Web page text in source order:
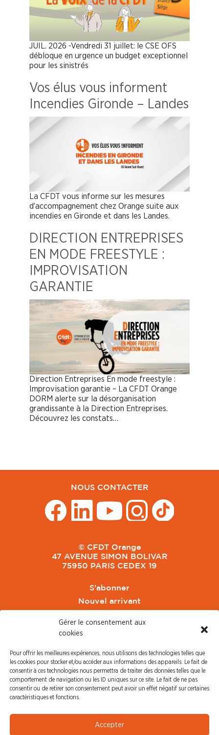
Gérer le consentement aux
cookies
Pour offrir les meilleures expériences, nous utilisons des technologies telles que
les cookies pour stocker et/ou accéder aux informations des appareils. Le fait de
consentir à ces technologies nous permettra de traiter des données telles que le
comportement de navigation ou les ID uniques sur ce site. Le fait de ne pas
consentir ou de retirer son consentement peut avoir un effet négatif sur certaines
caractéristiques et fonctions.
Accepter
JUIL. 2026 -Vendredi 31 juillet: le CSE OFS
débloque en urgence un budget exceptionnel
pour les sinistrés
Vos élus vous informent
Incendies Gironde – Landes
La CFDT vous informe sur les mesures
d’accompagnement chez Orange suite aux
incendies en Gironde et dans les Landes.
DIRECTION ENTREPRISES
EN MODE FREESTYLE :
IMPROVISATION
GARANTIE
Direction Entreprises En mode freestyle :
Improvisation garantie – La CFDT Orange
DORM alerte sur la désorganisation
grandissante à la Direction Entreprises.
Découvrez les constats…
NOUS CONTACTER
© CFDT Orange
47 AVENUE SIMON BOLIVAR
75950 PARIS CEDEX 19
S'abonner
Nouvel arrivant
CFDT Cadres
CFDT Retraités
L'UFFA
PRESSE